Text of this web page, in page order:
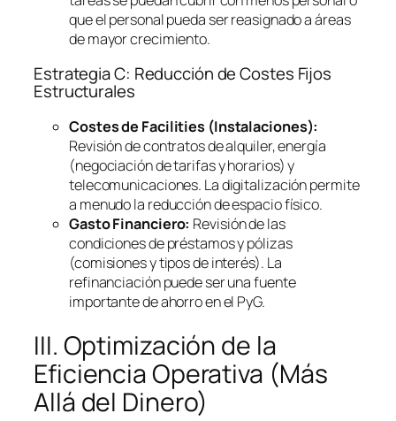
que el personal pueda ser reasignado a áreas
de mayor crecimiento.
Estrategia C: Reducción de Costes Fijos
Estructurales
Costes de Facilities (Instalaciones):
Revisión de contratos de alquiler, energía
(negociación de tarifas y horarios) y
telecomunicaciones. La digitalización permite
a menudo la reducción de espacio físico.
Gasto Financiero: Revisión de las
condiciones de préstamos y pólizas
(comisiones y tipos de interés). La
refinanciación puede ser una fuente
importante de ahorro en el PyG.
III. Optimización de la
Eficiencia Operativa (Más
Allá del Dinero)